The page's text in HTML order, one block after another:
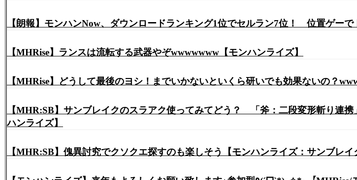
【朗報】モンハンNow、ダウンロードランキング1位でセルラン7位！ 位置ゲーで
【MHRise】ランスは流転する武器やぞwwwwwww【モンハンライズ】
【MHRise】どうして最後のヨシ！までいかないといくら研いでも効果ないの？
【MHR:SB】サンブレイクのスラアク使ってみてどう？ 「斧：二段変形斬り連
ハンライズ】
【MHR:SB】傀異討究でクソクエ探すのも楽しそう【モンハンライズ：サンブレイ